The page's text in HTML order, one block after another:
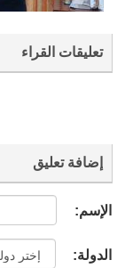
تعليقات القراء
إضافة تعليق
الإسم:
الدولة: